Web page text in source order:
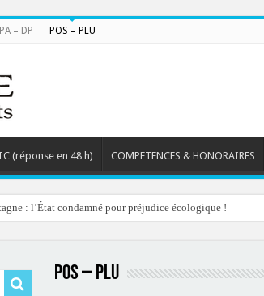
– DP POS – PLU
(réponse en 48 h) COMPETENCES & HONORAIRES
: l’État condamné pour préjudice écologique !
POS – PLU